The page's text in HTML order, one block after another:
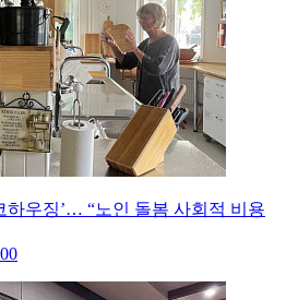
하우징’… “노인 돌봄 사회적 비용